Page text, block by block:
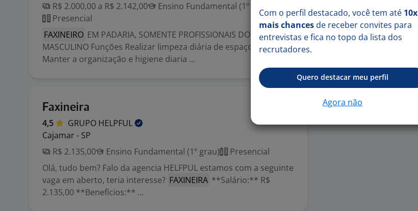
R$ 2.000,00 a R$ 2.142,00
Ensino Fundamental (1º grau)
Presencial
FAXINEIRO EM PADARIA, SOMENTE PROFISSIONAIS DO SEXO
MASCULINO Funções Realizar limpeza diária de espaços comuns
Manter a organização e higiene diaria ...
Faxineira
4,5 GRUPO HELPFUL
Cajamar - SP
R$ 2.135,00
Ensino Fundamental (1º grau)
Presencial
Olá, tudo bem? Falo da agencia HELFPUL estamos com a seguinte
vaga em aberto, teria interesse? FAXINEIRA **Salário:** R$
2.135,00 **Benefícios:** ...
Com o perfil destacado, você tem até 10x
mais chances de receber convites para
entrevistas e fica no topo da lista dos
recrutadores.
Quero destacar meu perfil
Agora não